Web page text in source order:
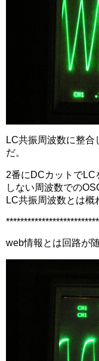
LC共振周波数に整
だ。
2番にDCカットでLC
しない周波数での
LC共振周波数とは
web情報とは回路が